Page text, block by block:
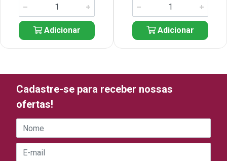
Adicionar Adicionar
Cadastre-se para receber nossas
ofertas!